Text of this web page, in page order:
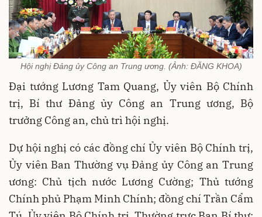
Hội nghị Đảng ủy Công an Trung ương. (Ảnh: ĐĂNG KHOA)
Đại tướng Lương Tam Quang, Ủy viên Bộ Chính
trị, Bí thư Đảng ủy Công an Trung ương, Bộ
trưởng Công an, chủ trì hội nghị.
Dự hội nghị có các đồng chí Ủy viên Bộ Chính trị,
Ủy viên Ban Thường vụ Đảng ủy Công an Trung
ương: Chủ tịch nước Lương Cường; Thủ tướng
Chính phủ Phạm Minh Chính; đồng chí Trần Cẩm